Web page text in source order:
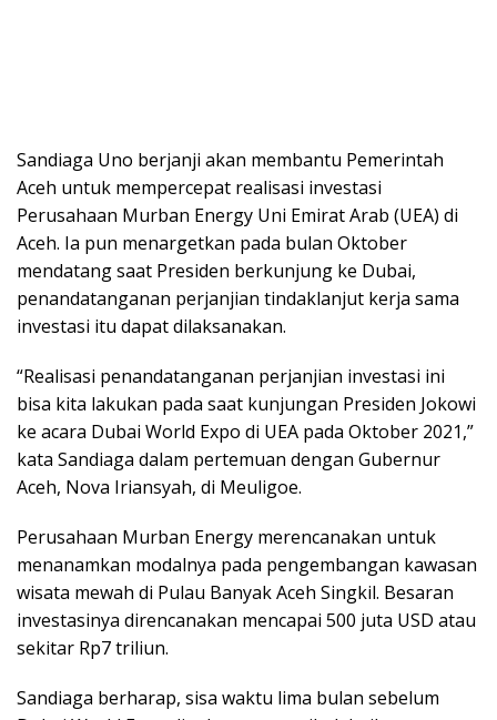
Sandiaga Uno berjanji akan membantu Pemerintah
Aceh untuk mempercepat realisasi investasi
Perusahaan Murban Energy Uni Emirat Arab (UEA) di
Aceh. Ia pun menargetkan pada bulan Oktober
mendatang saat Presiden berkunjung ke Dubai,
penandatanganan perjanjian tindaklanjut kerja sama
investasi itu dapat dilaksanakan.
“Realisasi penandatanganan perjanjian investasi ini
bisa kita lakukan pada saat kunjungan Presiden Jokowi
ke acara Dubai World Expo di UEA pada Oktober 2021,”
kata Sandiaga dalam pertemuan dengan Gubernur
Aceh, Nova Iriansyah, di Meuligoe.
Perusahaan Murban Energy merencanakan untuk
menanamkan modalnya pada pengembangan kawasan
wisata mewah di Pulau Banyak Aceh Singkil. Besaran
investasinya direncanakan mencapai 500 juta USD atau
sekitar Rp7 triliun.
Sandiaga berharap, sisa waktu lima bulan sebelum